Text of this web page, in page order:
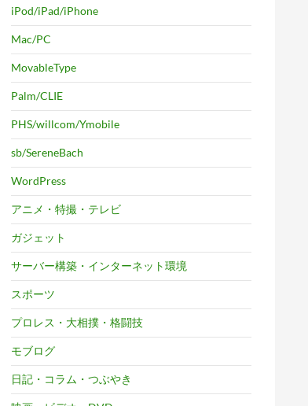
iPod/iPad/iPhone
Mac/PC
MovableType
Palm/CLIE
PHS/willcom/Ymobile
sb/SereneBach
WordPress
アニメ・特撮・テレビ
ガジェット
サーバー構築・インターネット環境
スポーツ
プロレス・大相撲・格闘技
モブログ
日記・コラム・つぶやき